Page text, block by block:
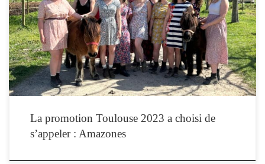
La promotion Toulouse 2023 a choisi de s’appeler : Amazones
La promotion Toulouse 2023 a choisi de
s’appeler : Amazones